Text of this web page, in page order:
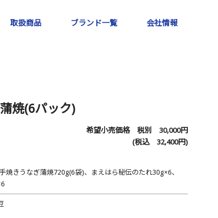
取扱商品 ブランド一覧 会社情報
焼(6パック)
希望小売価格 税別 30,000円
(税込 32,400円)
焼きうなぎ蒲焼720g(6袋)、まえはら秘伝のたれ30g×6、